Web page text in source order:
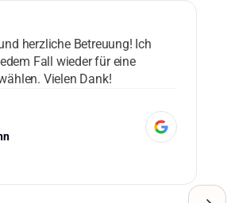
herzliche Betreuung! Ich
Fall wieder für eine
Vielen Dank!